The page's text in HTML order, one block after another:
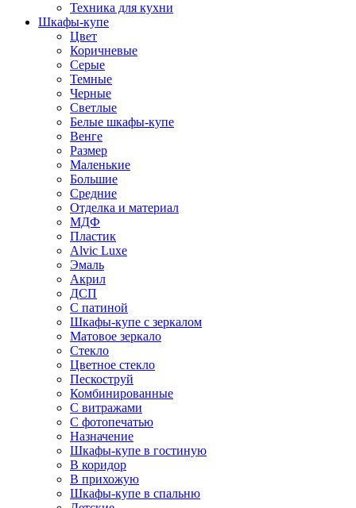
Техника для кухни
Шкафы-купе
Цвет
Коричневые
Серые
Темные
Черные
Светлые
Белые шкафы-купе
Венге
Размер
Маленькие
Большие
Средние
Отделка и материал
МДФ
Пластик
Alvic Luxe
Эмаль
Акрил
ДСП
С патиной
Шкафы-купе с зеркалом
Матовое зеркало
Стекло
Цветное стекло
Пескоструй
Комбинированные
С витражами
С фотопечатью
Назначение
Шкафы-купе в гостиную
В коридор
В прихожую
Шкафы-купе в спальню